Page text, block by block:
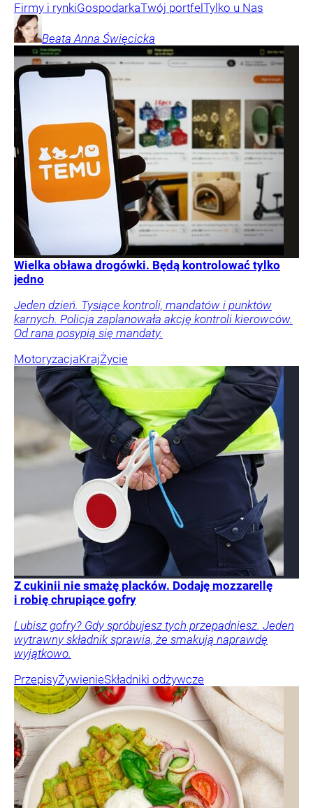
Firmy i rynkiGospodarkaTwój portfel Tylko u Nas
Beata Anna Święcicka
Wielka obława drogówki. Będą kontrolować tylko
jedno
Jeden dzień. Tysiące kontroli, mandatów i punktów
karnych. Policja zaplanowała akcję kontroli kierowców.
Od rana posypią się mandaty.
MotoryzacjaKrajŻycie
Z cukinii nie smażę placków. Dodaję mozzarellę
i robię chrupiące gofry
Lubisz gofry? Gdy spróbujesz tych przepadniesz. Jeden
wytrawny składnik sprawia, że smakują naprawdę
wyjątkowo.
PrzepisyŻywienieSkładniki odżywcze